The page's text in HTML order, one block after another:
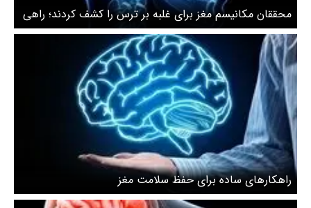
محققان مکانیسم مغز برای غلبه بر ترس را کشف کردند؛ راهی
برای کنترل اضطراب‌ها
راهکارهای ساده برای حفظ سلامت مغز